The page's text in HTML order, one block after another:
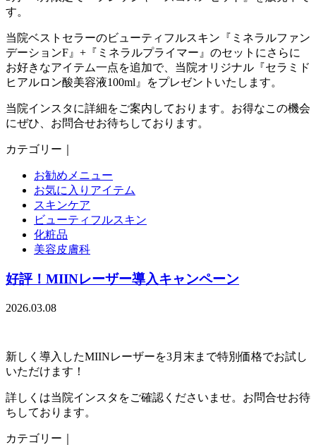
す。
当院ベストセラーのビューティフルスキン『ミネラルファン
デーションF』+『ミネラルプライマー』のセットにさらに
お好きなアイテム一点を追加で、当院オリジナル『セラミド
ヒアルロン酸美容液100ml』をプレゼントいたします。
当院インスタに詳細をご案内しております。お得なこの機会
にぜひ、お問合せお待ちしております。
カテゴリー｜
お勧めメニュー
お気に入りアイテム
スキンケア
ビューティフルスキン
化粧品
美容皮膚科
好評！MIINレーザー導入キャンペーン
2026.03.08
新しく導入したMIINレーザーを3月末まで特別価格でお試し
いただけます！
詳しくは当院インスタをご確認くださいませ。お問合せお待
ちしております。
カテゴリー｜